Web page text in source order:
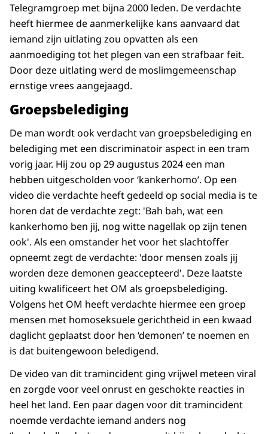
Telegramgroep met bijna 2000 leden. De verdachte
heeft hiermee de aanmerkelijke kans aanvaard dat
iemand zijn uitlating zou opvatten als een
aanmoediging tot het plegen van een strafbaar feit.
Door deze uitlating werd de moslimgemeenschap
ernstige vrees aangejaagd.
Groepsbelediging
De man wordt ook verdacht van groepsbelediging en
belediging met een discriminatoir aspect in een tram
vorig jaar. Hij zou op 29 augustus 2024 een man
hebben uitgescholden voor ‘kankerhomo’. Op een
video die verdachte heeft gedeeld op social media is te
horen dat de verdachte zegt: 'Bah bah, wat een
kankerhomo ben jij, nog witte nagellak op zijn tenen
ook'. Als een omstander het voor het slachtoffer
opneemt zegt de verdachte: 'door mensen zoals jij
worden deze demonen geaccepteerd'. Deze laatste
uiting kwalificeert het OM als groepsbelediging.
Volgens het OM heeft verdachte hiermee een groep
mensen met homoseksuele gerichtheid in een kwaad
daglicht geplaatst door hen ‘demonen’ te noemen en
is dat buitengewoon beledigend.
De video van dit tramincident ging vrijwel meteen viral
en zorgde voor veel onrust en geschokte reacties in
heel het land. Een paar dagen voor dit tramincident
noemde verdachte iemand anders nog